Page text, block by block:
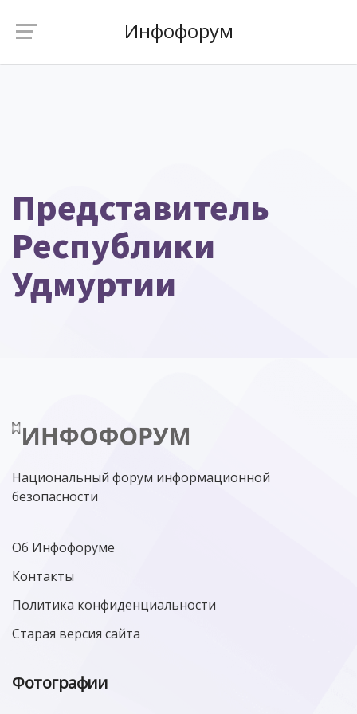
Инфофорум
Представитель
Республики
Удмуртии
Национальный форум информационной
безопасности
Об Инфофоруме
Контакты
Политика конфиденциальности
Старая версия сайта
Фотографии